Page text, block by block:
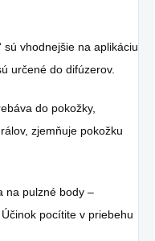
sú vhodnejšie na aplikáciu
určené do difúzerov.
do pokožky,
zjemňuje pokožku
na pulzné body –
pocítite v priebehu